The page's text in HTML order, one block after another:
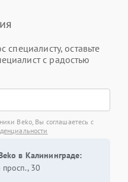
специалисту, оставьте
с радостью
Beko, Вы соглашаетесь с
в Калининграде:
30